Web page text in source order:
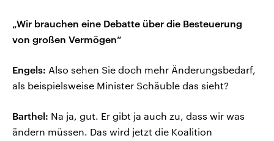
„Wir brauchen eine Debatte über die Besteuerung
von großen Vermögen“
Engels: Also sehen Sie doch mehr Änderungsbedarf,
als beispielsweise Minister Schäuble das sieht?
Barthel: Na ja, gut. Er gibt ja auch zu, dass wir was
ändern müssen. Das wird jetzt die Koalition